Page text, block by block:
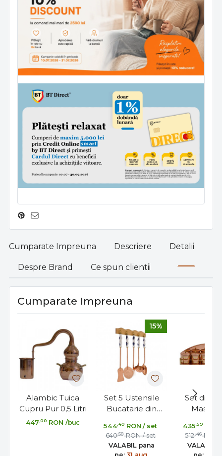
Cumparate Impreuna Descriere Detalii
Despre Brand Ce spun clientii
Cumparate Impreuna
Alambic Tuica
Cupru Pur 0,5 Litri
447,00 RON /buc
15%
Set 5 Ustensile
Bucatarie din
Manere din
Portelan
544,49 RON / set
640,58 RON / set
VALABIL pana
Set din
Masiv
435,59
512,46 RON
VALABIL